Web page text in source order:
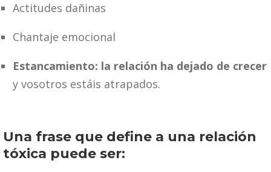
Actitudes dañinas
Chantaje emocional
Estancamiento: la relación ha dejado de crecer
y vosotros estáis atrapados.
Una frase que define a una relación
tóxica puede ser: